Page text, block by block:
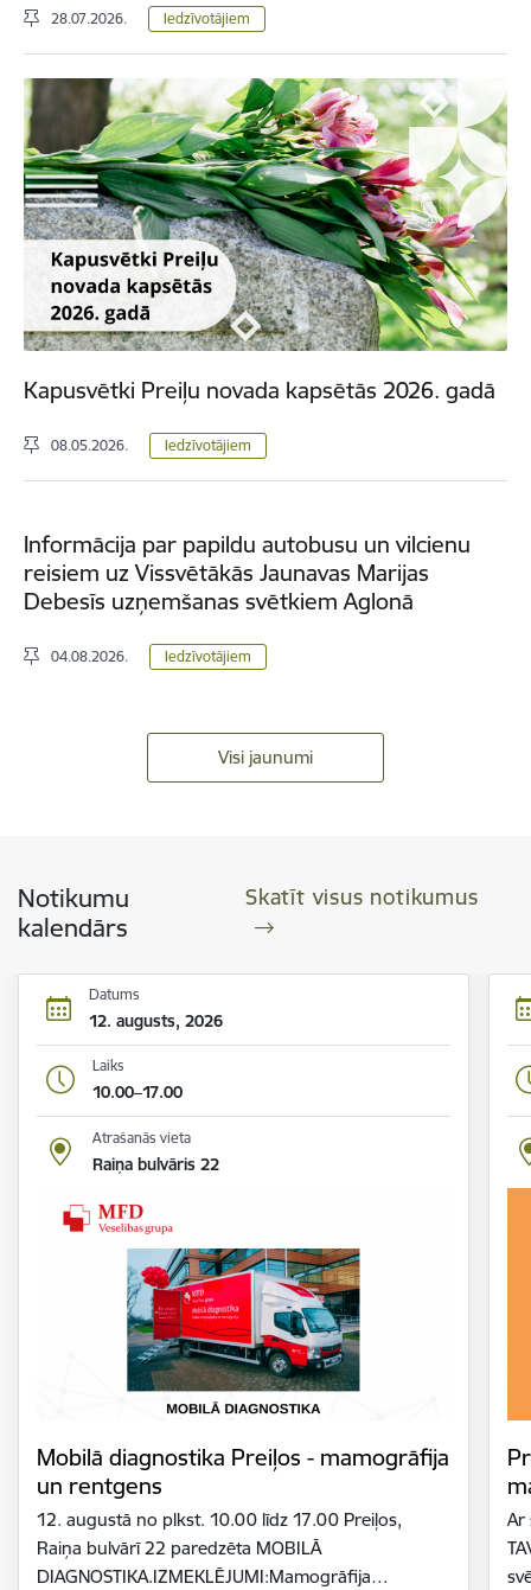
28.07.2026. Iedzīvotājiem
Kapusvētki Preiļu novada kapsētās 2026. gadā
08.05.2026. Iedzīvotājiem
Informācija par papildu autobusu un vilcienu
reisiem uz Vissvētākās Jaunavas Marijas
Debesīs uzņemšanas svētkiem Aglonā
04.08.2026. Iedzīvotājiem
Visi jaunumi
Notikumu
kalendārs
Skatīt visus notikumus
Datums
12. augusts, 2026
Laiks
10.00–17.00
Atrašanās vieta
Raiņa bulvāris 22
Mobilā diagnostika Preiļos - mamogrāfija
un rentgens
12. augustā no plkst. 10.00 līdz 17.00 Preiļos,
Raiņa bulvārī 22 paredzēta MOBILĀ
DIAGNOSTIKA.IZMEKLĒJUMI:Mamogrāfija…
Ar